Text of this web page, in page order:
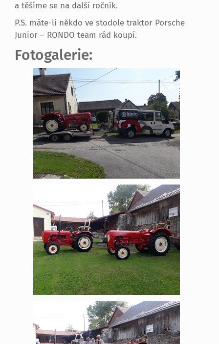
a těšíme se na další ročník.
P.S. máte-li někdo ve stodole traktor Porsche
Junior – RONDO team rád koupí.
Fotogalerie: